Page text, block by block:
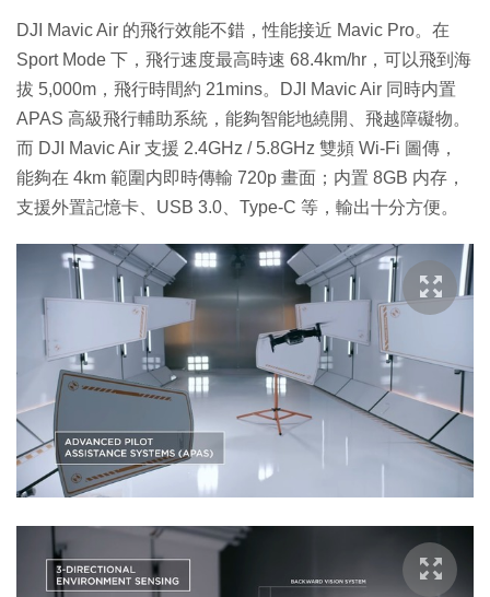
DJI Mavic Air 的飛行效能不錯，性能接近 Mavic Pro。在
Sport Mode 下，飛行速度最高時速 68.4km/hr，可以飛到海
拔 5,000m，飛行時間約 21mins。DJI Mavic Air 同時内置
APAS 高級飛行輔助系統，能夠智能地繞開、飛越障礙物。
而 DJI Mavic Air 支援 2.4GHz / 5.8GHz 雙頻 Wi-Fi 圖傳，
能夠在 4km 範圍内即時傳輸 720p 畫面；内置 8GB 内存，
支援外置記憶卡、USB 3.0、Type-C 等，輸出十分方便。